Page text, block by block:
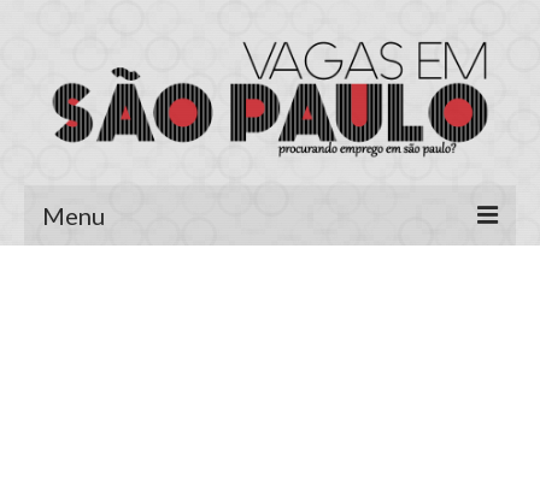
Menu